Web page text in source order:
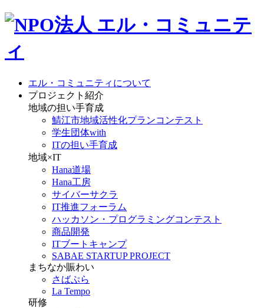
エル・コミュニティについて
プロジェクト紹介
地域の担い手育成
鯖江市地域活性化プランコンテスト
学生団体with
ITの担い手育成
地域×IT
Hana道場
Hana工房
サイバーサクラ
IT推進フォーラム
ハッカソン・プログラミングコンテスト
商品開発
ITブートキャンプ
SABAE STARTUP PROJECT
まちなか賑わい
さばぷら
La Tempo
研修